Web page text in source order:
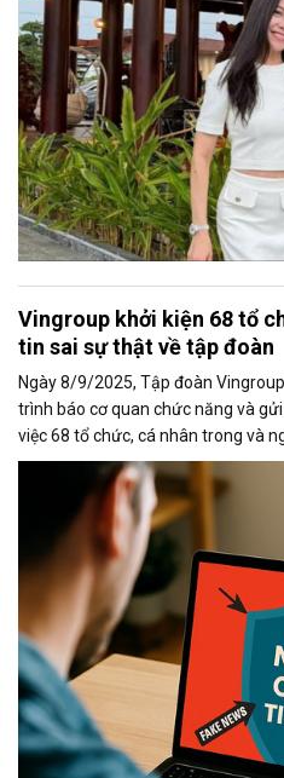
Vingroup khởi kiện 68 tổ
tin sai sự thật về tập đoàn
Ngày 8/9/2025, Tập đoàn
trình báo cơ quan chức năng và
việc 68 tổ chức, cá nhân trong và
sự thật về tập đoàn trên Internet.
hành vi xuyên tạc, bịa đặt, cố ý
bảo vệ quyền lợi hợp pháp của
và sự tôn nghiêm của pháp luật.